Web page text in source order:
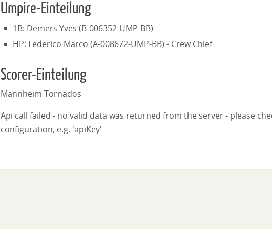
Umpire-Einteilung
1B: Demers Yves (B-006352-UMP-BB)
HP: Federico Marco (A-008672-UMP-BB) - Crew Chief
Scorer-Einteilung
Mannheim Tornados
Api call failed - no valid data was returned from the server - please
configuration, e.g. 'apiKey'